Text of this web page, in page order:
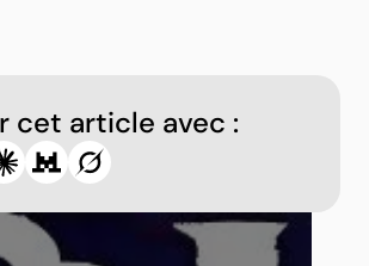
cet article avec :